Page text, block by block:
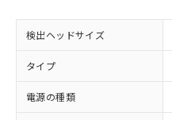
検出ヘッドサイズ
タイプ
電源の種類